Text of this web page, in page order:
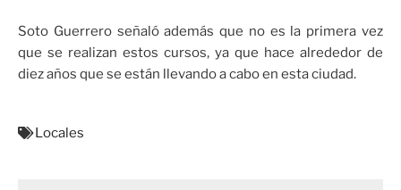
Soto Guerrero señaló además que no es la primera vez
que se realizan estos cursos, ya que hace alrededor de
diez años que se están llevando a cabo en esta ciudad.
Locales